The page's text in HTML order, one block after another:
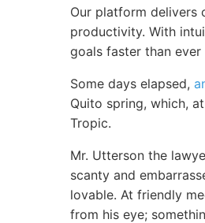
Our platform delivers
productivity. With
goals faster than ever
Some days elapsed,
Quito spring, which,
Tropic.
Mr. Utterson the
scanty and
lovable. At friendly
from his eye;